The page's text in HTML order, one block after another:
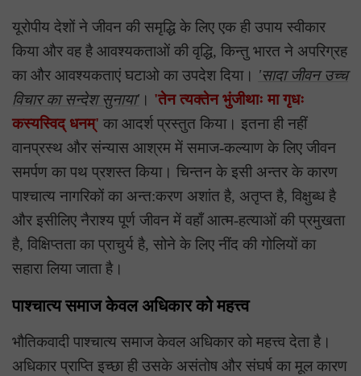
यूरोपीय देशों ने जीवन की समृद्धि के लिए एक ही उपाय स्वीकार
किया और वह है आवश्यकताओं की वृद्धि, किन्तु भारत ने अपरिग्रह
का और आवश्यकताएं घटाओ का उपदेश दिया। 'सादा जीवन उच्च
विचार का सन्देश सुनाया' । 'तेन त्यक्तेन भुंजीथाः मा गृधः
कस्यस्विद् धनम्' का आदर्श प्रस्तुत किया। इतना ही नहीं
वानप्रस्थ और संन्यास आश्रम में समाज-कल्याण के लिए जीवन
समर्पण का पथ प्रशस्त किया। चिन्तन के इसी अन्तर के कारण
पाश्चात्य नागरिकों का अन्त:करण अशांत है, अतृप्त है, विक्षुब्ध है
और इसीलिए नैराश्य पूर्ण जीवन में वहाँ आत्म-हत्याओं की प्रमुखता
है, विक्षिप्तता का प्राचुर्य है, सोने के लिए नींद की गोलियों का
सहारा लिया जाता है।
पाश्चात्य समाज केवल अधिकार को महत्त्व
भौतिकवादी पाश्चात्य समाज केवल अधिकार को महत्त्व देता है।
अधिकार प्राप्ति इच्छा ही उसके असंतोष और संघर्ष का मूल कारण